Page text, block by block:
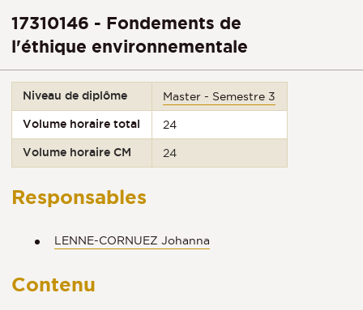
17310146 - Fondements de
l'éthique environnementale
Niveau de diplôme Master - Semestre 3
Volume horaire total 24
Volume horaire CM 24
Responsables
LENNE-CORNUEZ Johanna
Contenu